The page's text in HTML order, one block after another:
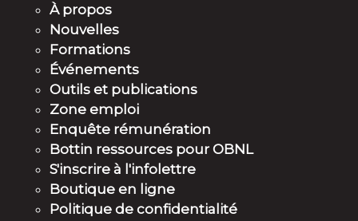
À propos
Nouvelles
Formations
Événements
Outils et publications
Zone emploi
Enquête rémunération
Bottin ressources pour OBNL
S'inscrire à l'infolettre
Boutique en ligne
Politique de confidentialité